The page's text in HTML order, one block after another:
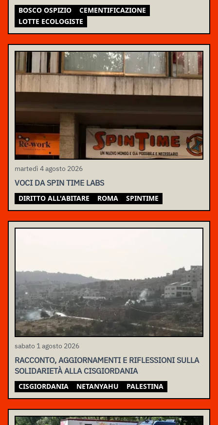
BOSCO OSPIZIO
CEMENTIFICAZIONE
LOTTE ECOLOGISTE
martedì 4 agosto 2026
VOCI DA SPIN TIME LABS
DIRITTO ALL'ABITARE ROMA SPINTIME
sabato 1 agosto 2026
RACCONTO, AGGIORNAMENTI E RIFLESSIONI SULLA
SOLIDARIETÀ ALLA CISGIORDANIA
CISGIORDANIA NETANYAHU PALESTINA